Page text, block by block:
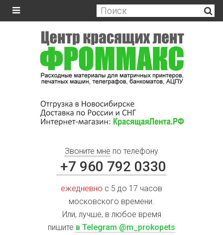
Звоните мне по телефону
+7 960 792 0330
ежедневно с 5 до 17 часов
московского времени.
Или, лучше, в любое время
пишите в Telegram @m_prokopets